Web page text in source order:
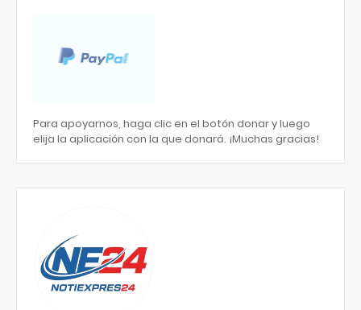
Para apoyarnos, haga clic en el botón donar y luego
elija la aplicación con la que donará. ¡Muchas gracias!